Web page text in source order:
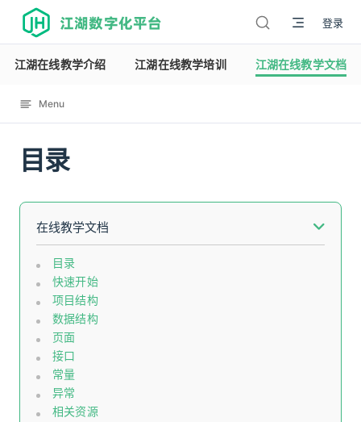
江湖数字化平台 登录
江湖在线教学介绍 江湖在线教学培训 江湖在线教学文档
Menu
目录
12123
在线教学文档
目录
快速开始
项目结构
数据结构
页面
接口
常量
异常
相关资源